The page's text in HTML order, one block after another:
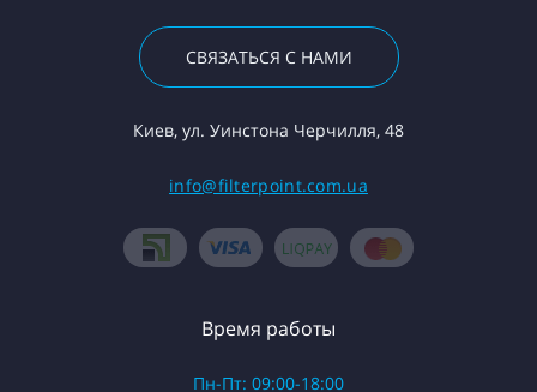
СВЯЗАТЬСЯ С НАМИ
Киев, ул. Уинстона Черчилля, 48
info@filterpoint.com.ua
Время работы
Пн-Пт: 09:00-18:00